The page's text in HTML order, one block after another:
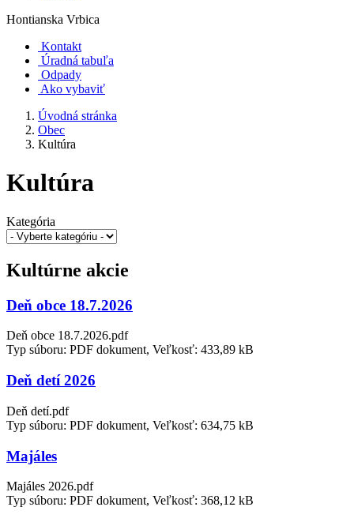
Hontianska Vrbica
Kontakt
Úradná tabuľa
Odpady
Ako vybaviť
Úvodná stránka
Obec
Kultúra
Kultúra
Kategória
Kultúrne akcie
Deň obce 18.7.2026
Deň obce 18.7.2026.pdf
Typ súboru: PDF dokument, Veľkosť: 433,89 kB
Deň detí 2026
Deň detí.pdf
Typ súboru: PDF dokument, Veľkosť: 634,75 kB
Majáles
Majáles 2026.pdf
Typ súboru: PDF dokument, Veľkosť: 368,12 kB